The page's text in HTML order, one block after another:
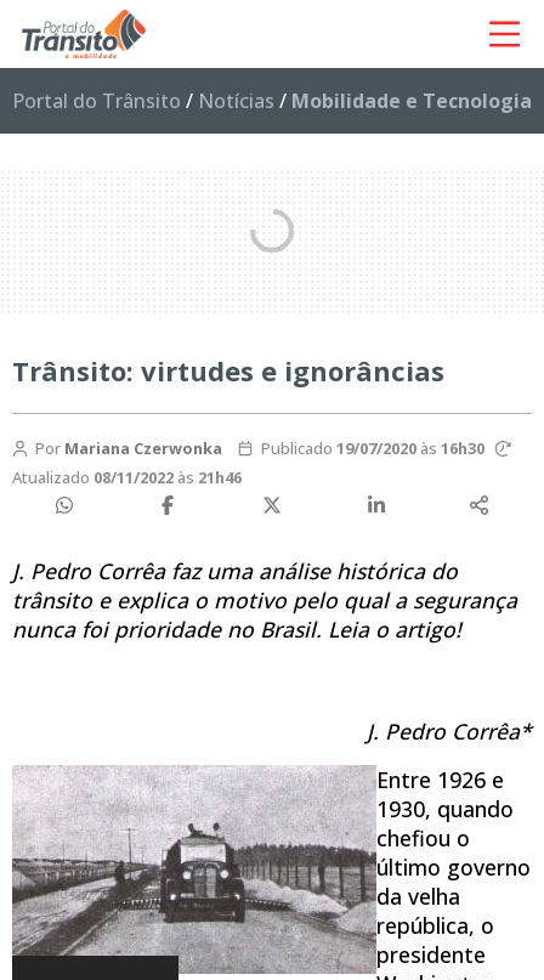
Portal do Trânsito / Notícias / Mobilidade e Tecnologia
Trânsito: virtudes e ignorâncias
Por Mariana Czerwonka Publicado 19/07/2020às 16h30
Atualizado 08/11/2022 às 21h46
J. Pedro Corrêa faz uma análise histórica do
trânsito e explica o motivo pelo qual a segurança
nunca foi prioridade no Brasil. Leia o artigo!
J. Pedro Corrêa*
Entre 1926 e
1930, quando
chefiou o
último governo
da velha
república, o
presidente